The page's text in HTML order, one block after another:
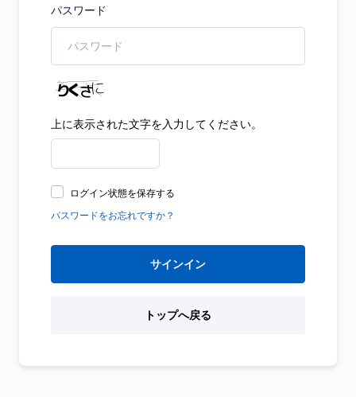
パスワード
上に表示された文字を入力してください。
ログイン状態を保存する
パスワードをお忘れですか？
サインイン
トップへ戻る